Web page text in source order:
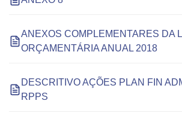
ANEXOS COMPLEMENTARES DA
ORÇAMENTÁRIA ANUAL 2018
DESCRITIVO AÇÕES PLAN FIN
RPPS